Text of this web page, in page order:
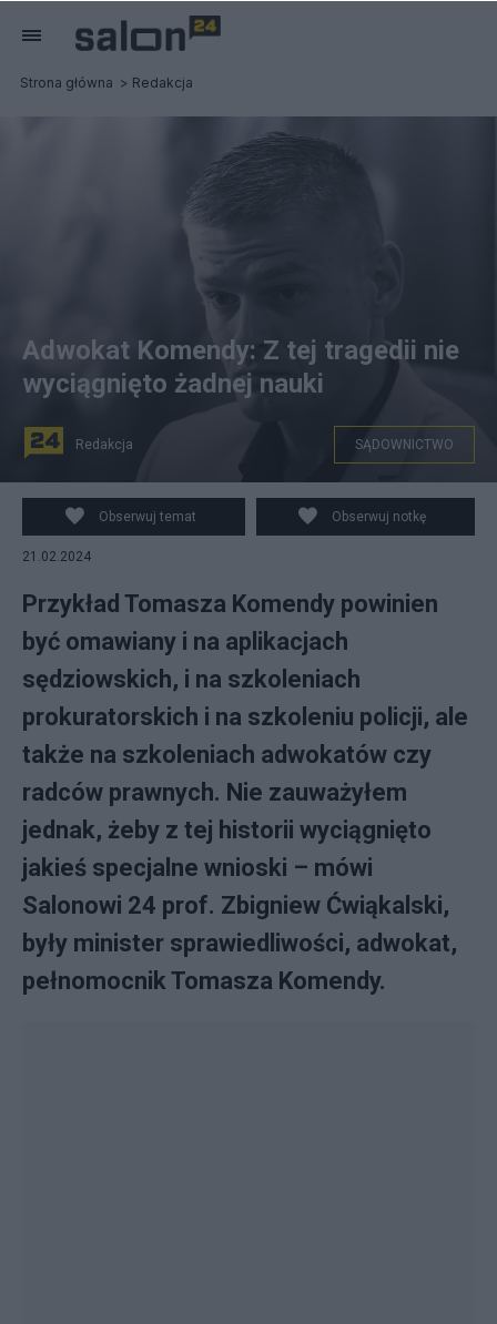
Strona główna Redakcja
Tomasz Komenda. PAP/Paweł Supernak
Adwokat Komendy: Z tej tragedii nie
wyciągnięto żadnej nauki
Redakcja SĄDOWNICTWO
Obserwuj temat Obserwuj notkę
21.02.2024
Przykład Tomasza Komendy powinien
być omawiany i na aplikacjach
sędziowskich, i na szkoleniach
prokuratorskich i na szkoleniu policji, ale
także na szkoleniach adwokatów czy
radców prawnych. Nie zauważyłem
jednak, żeby z tej historii wyciągnięto
jakieś specjalne wnioski – mówi
Salonowi 24 prof. Zbigniew Ćwiąkalski,
były minister sprawiedliwości, adwokat,
pełnomocnik Tomasza Komendy.